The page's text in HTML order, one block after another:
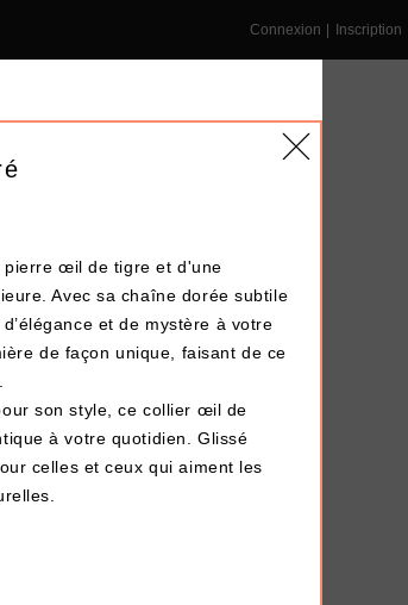
Connexion Inscription
DÉPÔT-VENTE
Terminé !
pierre œil de tigre et d'une
Avec sa chaîne dorée subtile
et de mystère à votre
de façon unique, faisant de ce
son style, ce collier œil de
à votre quotidien. Glissé
celles et ceux qui aiment les